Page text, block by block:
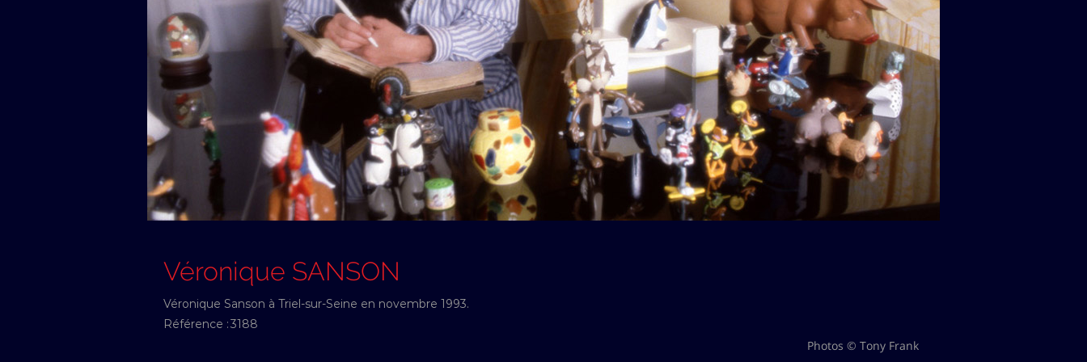
Véronique SANSON
Véronique Sanson à Triel-sur-Seine en novembre 1993.
Référence :3188
Photos © Tony Frank